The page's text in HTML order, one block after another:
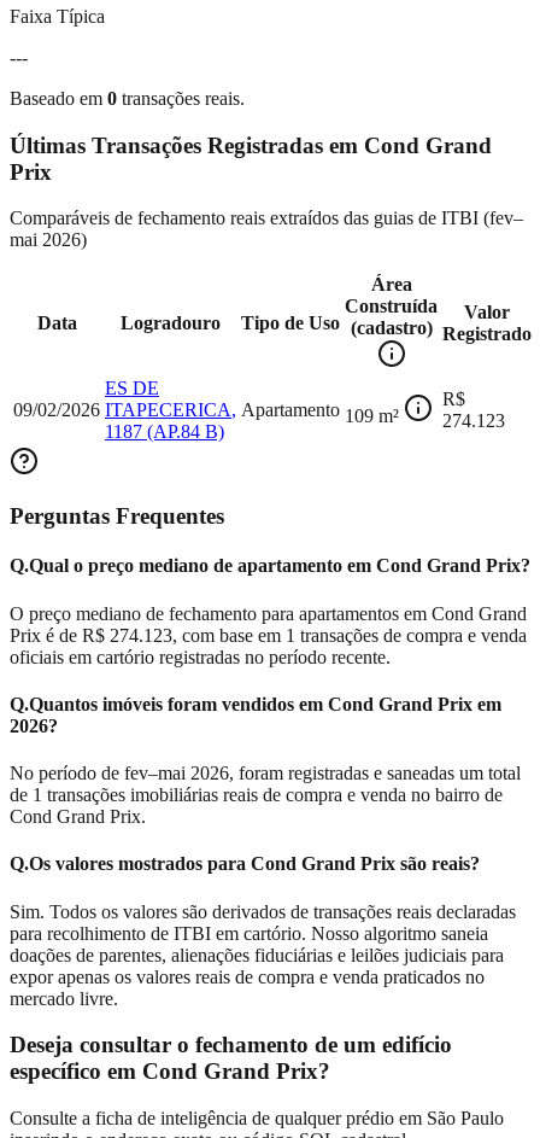
Faixa Típica
---
Baseado em 0 transações reais.
Últimas Transações Registradas em Cond Grand
Prix
Comparáveis de fechamento reais extraídos das guias de ITBI (fev–
mai 2026)
Data Logradouro Tipo de Uso
Área
Construída
(cadastro)
Valor
Registrado
09/02/2026
ES DE
ITAPECERICA,
1187 (AP.84 B)
Apartamento 109 m²
R$
274.123
Perguntas Frequentes
Q.Qual o preço mediano de apartamento em Cond Grand Prix?
O preço mediano de fechamento para apartamentos em Cond Grand
Prix é de R$ 274.123, com base em 1 transações de compra e venda
oficiais em cartório registradas no período recente.
Q.Quantos imóveis foram vendidos em Cond Grand Prix em
2026?
No período de fev–mai 2026, foram registradas e saneadas um total
de 1 transações imobiliárias reais de compra e venda no bairro de
Cond Grand Prix.
Q.Os valores mostrados para Cond Grand Prix são reais?
Sim. Todos os valores são derivados de transações reais declaradas
para recolhimento de ITBI em cartório. Nosso algoritmo saneia
doações de parentes, alienações fiduciárias e leilões judiciais para
expor apenas os valores reais de compra e venda praticados no
mercado livre.
Deseja consultar o fechamento de um edifício
específico em Cond Grand Prix?
Consulte a ficha de inteligência de qualquer prédio em São Paulo